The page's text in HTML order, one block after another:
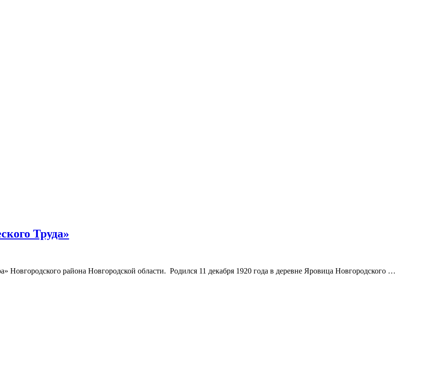
Труда»
Новгородского района Новгородской области. Родился 11 декабря 1920 года в деревне Яровица Новгородского …